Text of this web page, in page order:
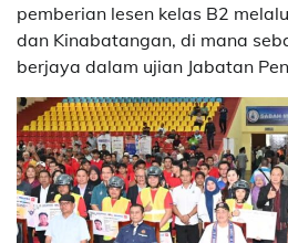
pemberian lesen kelas B2
dan Kinabatangan, di mana
berjaya dalam ujian Jabatan